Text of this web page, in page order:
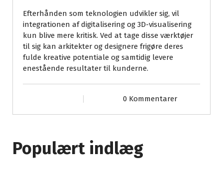
Efterhånden som teknologien udvikler sig, vil
integrationen af digitalisering og 3D-visualisering
kun blive mere kritisk. Ved at tage disse værktøjer
til sig kan arkitekter og designere frigøre deres
fulde kreative potentiale og samtidig levere
enestående resultater til kunderne.
0 Kommentarer
Populært indlæg